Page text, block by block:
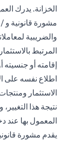
الخزانة. يدرك
مشورة قانونية و /
والضريبية
المرتبط
إقامته أو
اطلاع نفسه على
الاستثمار
نتيجة هذا
المعمول بها عند
يقدم مشورة